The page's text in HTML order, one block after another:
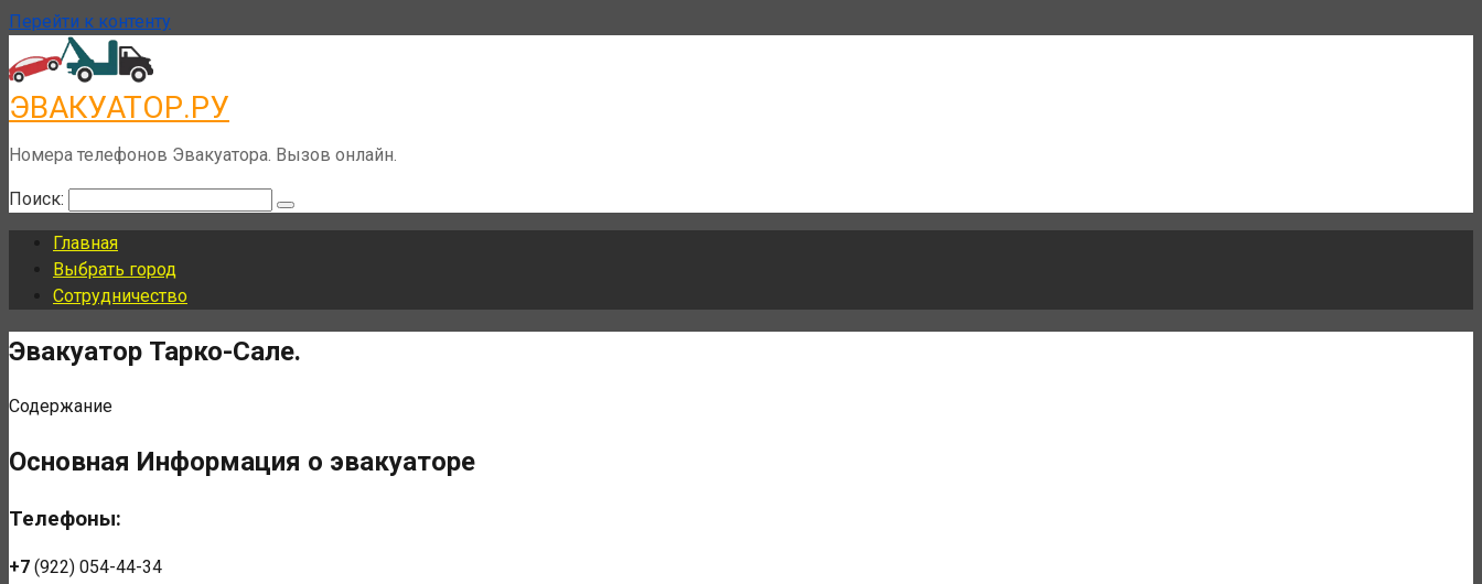
Перейти к контенту
ЭВАКУАТОР.РУ
Номера телефонов Эвакуатора. Вызов онлайн.
Поиск:
Главная
Выбрать город
Сотрудничество
Эвакуатор Тарко-Сале.
Содержание
Основная Информация о эвакуаторе
Телефоны:
+7 (922) 054-44-34